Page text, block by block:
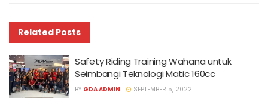
Related Posts
Safety Riding Training Wahana untuk
Seimbangi Teknologi Matic 160cc
BY GDA ADMIN SEPTEMBER 5, 2022